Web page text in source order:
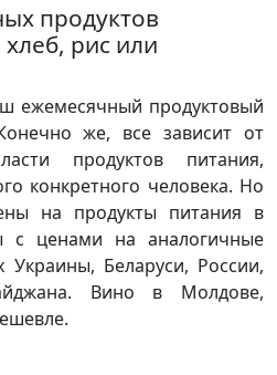
продуктов
рис или
ежемесячный продуктовый
же, все зависит от
продуктов питания,
конкретного человека. Но
на продукты питания в
с ценами на аналогичные
Беларуси, России,
Вино в Молдове,